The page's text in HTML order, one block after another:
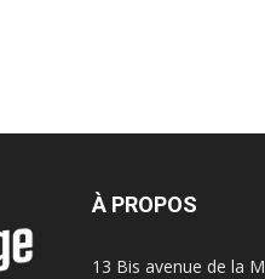
À PROPOS
13 Bis avenue de la